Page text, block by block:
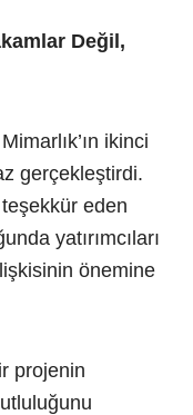
Değil,
ikinci
gerçekleştirdi.
teşekkür eden
yatırımcıları
önemine
projenin